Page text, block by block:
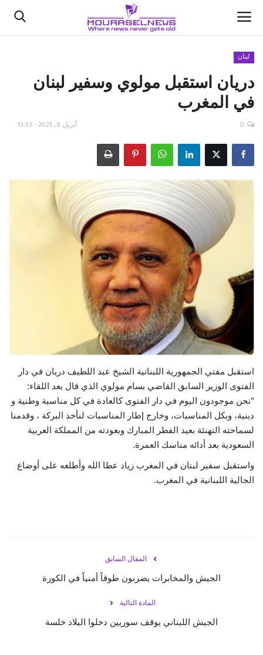
الأخبار
كتّابنا
اقتصاد
علوم وتكنولوجيا
رياضة
حياة
لبنان
دريان استقبل مولوي وسفير لبنان
في المغرب
أبريل 8, 2025 - 13:53 0
استقبل مفتي الجمهورية اللبنانية الشيخ عبد اللطيف دريان في دار
الفتوى الوزير السابق القاضي بسام مولوي الذي قال بعد اللقاء:
"نحن موجودون اليوم في دار الفتوى كالعادة في كل مناسبة وطنية و
دينية، وبكل المناسبات، وخارج إطار المناسبات لنأخذ البركة ، وقدمنا
لسماحته التهنئة بعيد الفطر المبارك وبعودته من المملكة العربية
السعودية بعد أدائه مناسك العمرة.
واستقبل سفير لبنان في المغرب زياد عطا الله وأطلعه على أوضاع
الجالية اللبنانية في المغرب.
المقال السابق
الجيش والمخابرات يضربون طوقاً أمنياً في الكورة
المادة التالية
الجيش اللبناني يوقف سوريين دخلوا البلاد خلسة